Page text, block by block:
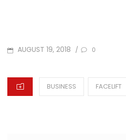
POSTED
AUGUST 19, 2018 / 0
CATEGORIES
BUSINESS FACELIFT